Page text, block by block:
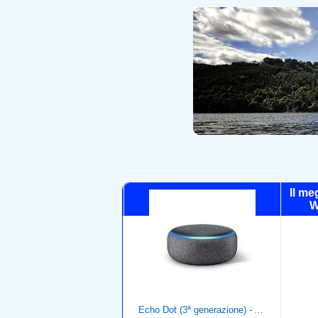
Echo Dot (3ª generazione) - Altoparlante intelligente con integrazione Alexa - Tessuto antracite
Il